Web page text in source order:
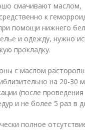
смачивают маслом,
к
помощи нижнего
и одежду, нужно
прокладку.
с маслом
на 20-30
(после проведения
и не более 5 раз в
полное